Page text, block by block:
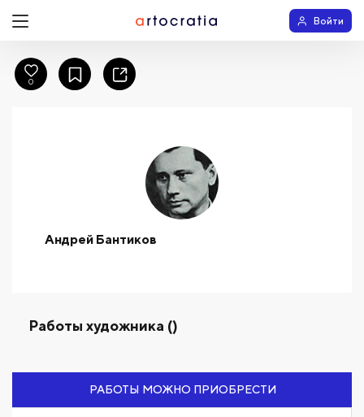
Войти
Андрей Бантиков
Работы художника ()
РАБОТЫ МОЖНО ПРИОБРЕСТИ
0